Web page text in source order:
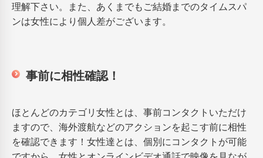
理解下さい。また、あくまでもご結婚までのタイムスパ
ンは女性により個人差がございます。
事前に相性確認！
ほとんどのカテゴリ女性とは、事前コンタクトいただけ
ますので、海外渡航などのアクションを起こす前に相性
を確認できます！女性達とは、個別にコンタクトが可能